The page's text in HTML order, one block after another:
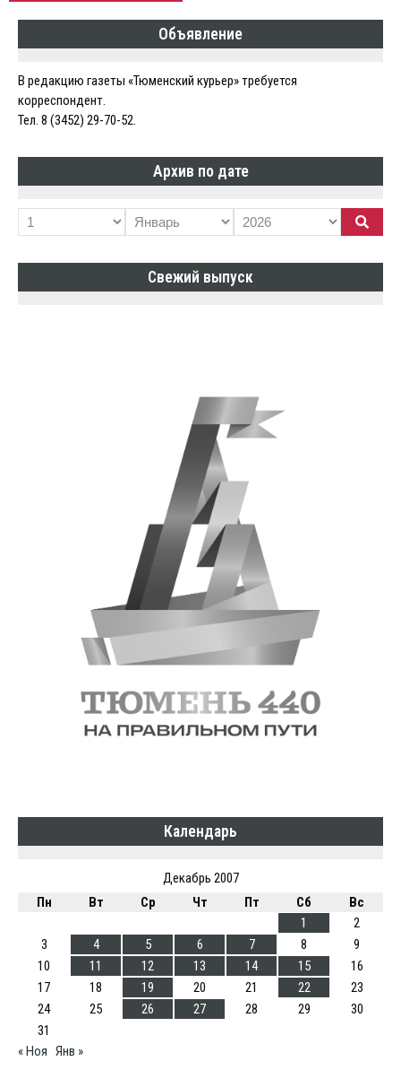
Объявление
В редакцию газеты «Тюменский курьер» требуется
корреспондент.
Тел. 8 (3452) 29-70-52.
Архив по дате
Свежий выпуск
Календарь
Декабрь 2007
Пн
Вт Ср Чт Пт Сб
Вс
1
2
3
4 5 6 7 8
9
10
11 12 13 14 15
16
17
18 19 20 21 22
23
24
25 26 27 28 29
30
31
« Ноя Янв »